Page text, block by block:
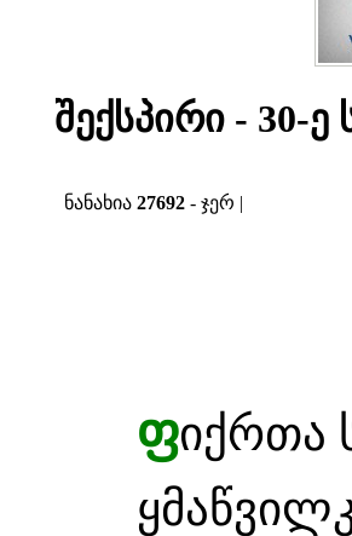
შექსპირი - 30-ე
ნანახია 27692 - ჯერ |
ფიქრთა